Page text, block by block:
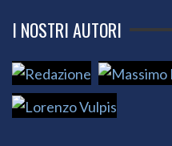
I NOSTRI AUTORI